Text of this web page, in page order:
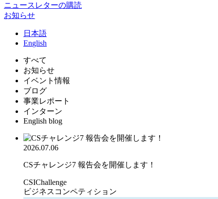
ニュースレターの購読
お知らせ
日 本語
English
すべて
お知らせ
イベント情報
ブログ
事業レポート
インターン
English blog
2026.07.06
CSチャレンジ7 報告会を開催します！
CSIChallenge
ビジネスコンペティション